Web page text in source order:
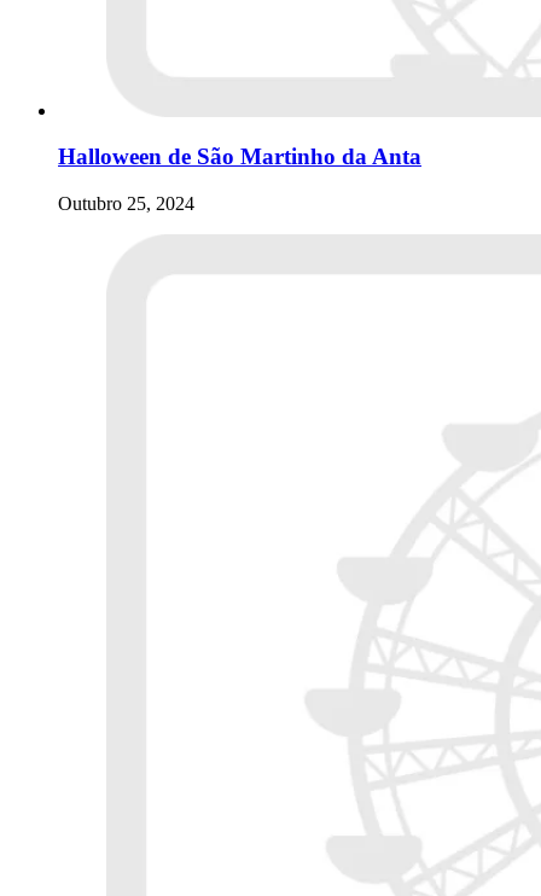
Halloween de São Martinho da Anta
Outubro 25, 2024